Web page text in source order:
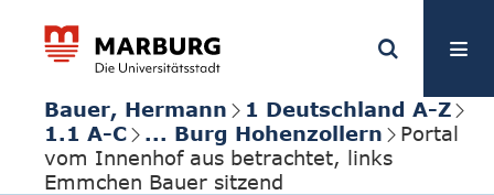
Bauer, Hermann
1 Deutschland A-Z
1.1 A-C
... Burg Hohenzollern
Portal
vom Innenhof aus betrachtet, links
Emmchen Bauer sitzend